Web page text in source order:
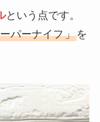
という点です。
パーナイフ」を